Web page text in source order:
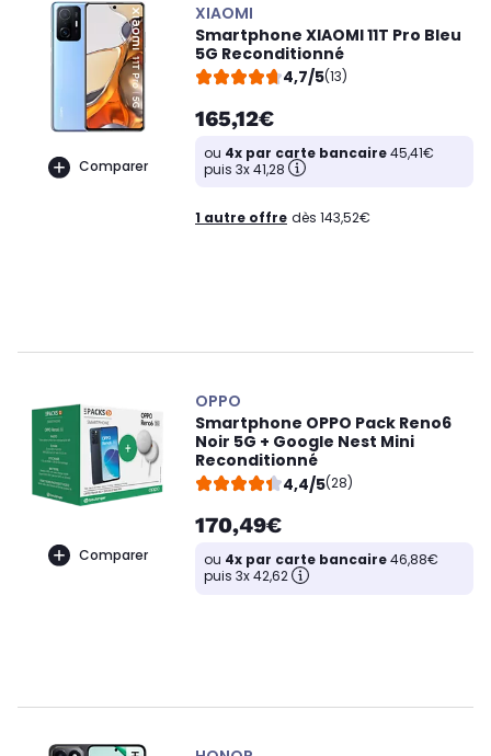
Comparer
XIAOMI
Smartphone XIAOMI 11T Pro Bleu
5G Reconditionné
4,7/5(13)
165,12€
ou 4x par carte bancaire45,41€
puis 3x 41,28
1 autre offre dès 143,52€
Comparer
OPPO
Smartphone OPPO Pack Reno6
Noir 5G + Google Nest Mini
Reconditionné
4,4/5(28)
170,49€
ou 4x par carte bancaire46,88€
puis 3x 42,62